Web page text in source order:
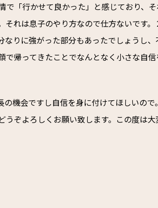
で「行かせて良かった」と感じており、
れは息子のやり方なので仕方ないです。
りに強がった部分もあったでしょうし、
帰ってきたことでなんとなく小さな自信
機会ですし自信を身に付けてほしいので。
ぞよろしくお願い致します。この度は大